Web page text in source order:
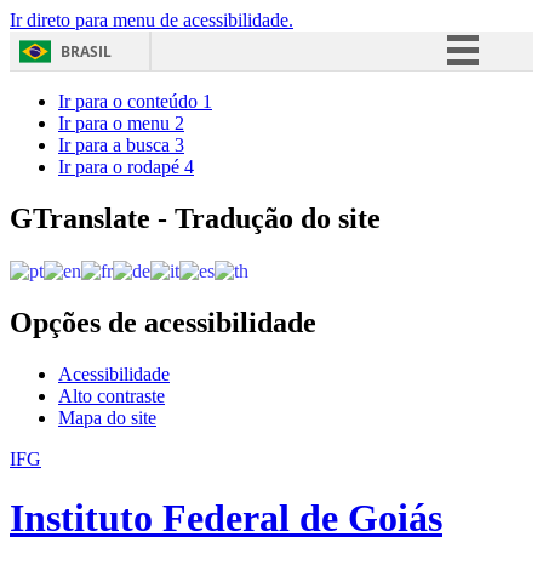
Ir direto para menu de acessibilidade.
BRASIL
Acesso à informação
Ir para o conteúdo 1
Ir para o menu 2
Ir para a busca 3
Ir para o rodapé 4
GTranslate - Tradução do site
Opções de acessibilidade
Acessibilidade
Alto contraste
Mapa do site
IFG
Instituto Federal de Goiás